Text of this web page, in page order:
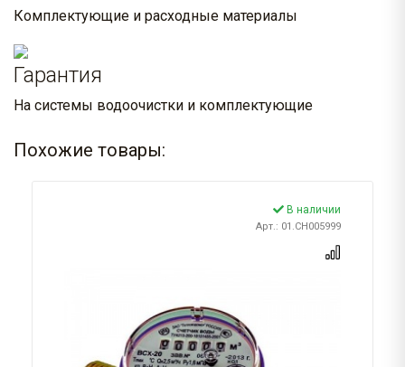
Комплектующие и расходные материалы
Гарантия
На системы водоочистки и комплектующие
Похожие товары:
В наличии
Арт.: 01.CH005999